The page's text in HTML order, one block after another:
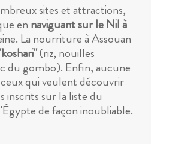
sites et attractions,
en naviguant sur le Nil à
La nourriture à Assouan
(riz, nouilles
du gombo). Enfin, aucune
qui veulent découvrir
inscrits sur la liste du
de façon inoubliable.